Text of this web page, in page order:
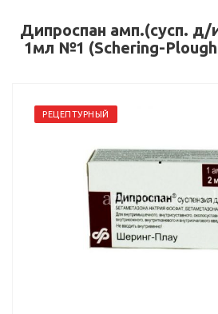
Дипроспан амп.(сусп.
1мл №1 (Schering-
РЕЦЕПТУРНЫЙ